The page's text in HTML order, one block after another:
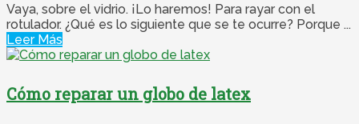
Vaya, sobre el vidrio. ¡Lo haremos! Para rayar con el
rotulador. ¿Qué es lo siguiente que se te ocurre? Porque ...
Leer Más
Cómo reparar un globo de latex